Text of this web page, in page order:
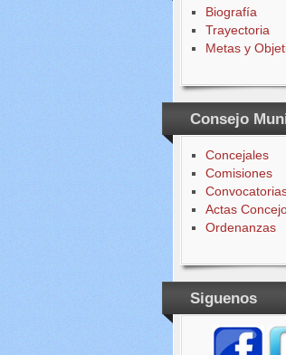
Biografía
Trayectoria
Metas y
Consejo
Concejales
Comisiones
Actas
Ordenanzas
Siguenos